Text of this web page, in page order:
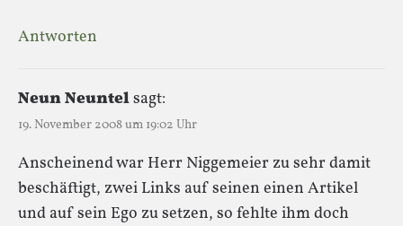
Antworten
Neun Neuntelsagt:
19. November 2008 um 19:02 Uhr
Anscheinend war Herr Niggemeier zu sehr damit
beschäftigt, zwei Links auf seinen einen Artikel
und auf sein Ego zu setzen, so fehlte ihm doch